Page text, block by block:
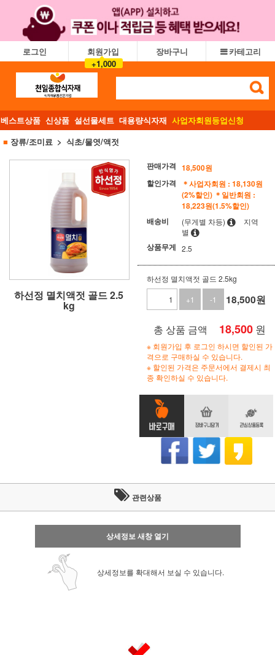
로그인
회원가입
+1,000
장바구니 카테고리
베스트상품 신상품 설선물세트 대용량식자재 사업자회원등업신청
■ 장류/조미료 식초/물엿/액젓
하선정 멸치액젓 골드 2.5
kg
판매가격 18,500원
할인가격
＊사업자회원 : 18,130원
(2%할인) ＊일반회원 :
18,223원(1.5%할인)
배송비
(무게별 차등)
지역
별
상품무게 2.5
하선정 멸치액젓 골드 2.5kg
+1
-1 18,500원
총 상품 금액 18,500 원
※ 회원가입 후 로그인 하시면 할인된 가
격으로 구매하실 수 있습니다.
※ 할인된 가격은 주문서에서 결제시 최
종 확인하실 수 있습니다.
관련상품
상세정보 새창 열기
상세정보를 확대해서 보실 수 있습니다.